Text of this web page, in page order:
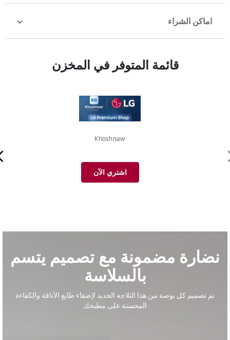
اماكن الشراء
قائمة المتوفر في المخزن
Khoshnaw
اشتري الآن
نضارة مضمونة مع تصميم يتسم
بالسلاسة
تم تصميم كل بوصة من هذا الثلاجة الجديد لإضفاء طابع الأناقة والكفاءة
المحسنة على مطبخك